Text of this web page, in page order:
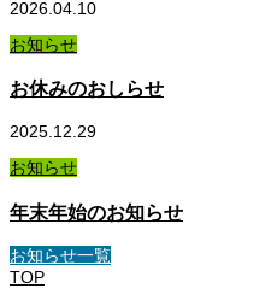
2026.04.10
お知らせ
お休みのおしらせ
2025.12.29
お知らせ
年末年始のお知らせ
お知らせ一覧
TOP